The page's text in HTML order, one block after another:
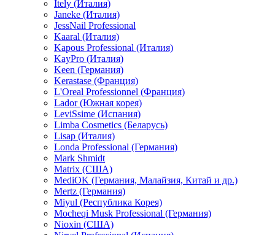
Itely (Италия)
Janeke (Италия)
JessNail Professional
Kaaral (Италия)
Kapous Professional (Италия)
KayPro (Италия)
Keen (Германия)
Kerastase (Франция)
L'Oreal Professionnel (Франция)
Lador (Южная корея)
LeviSsime (Испания)
Limba Cosmetics (Беларусь)
Lisap (Италия)
Londa Professional (Германия)
Mark Shmidt
Matrix (США)
MediOK (Германия, Малайзия, Китай и др.)
Mertz (Германия)
Miyul (Республика Корея)
Mocheqi Musk Professional (Германия)
Nioxin (США)